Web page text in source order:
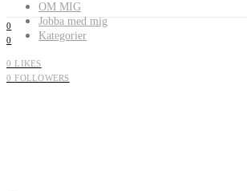
OM MIG
Jobba med mig
Kategorier
0 LIKES
0 FOLLOWERS
0
0